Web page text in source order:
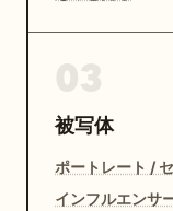
被写体
ポートレート /
インフルエンサ